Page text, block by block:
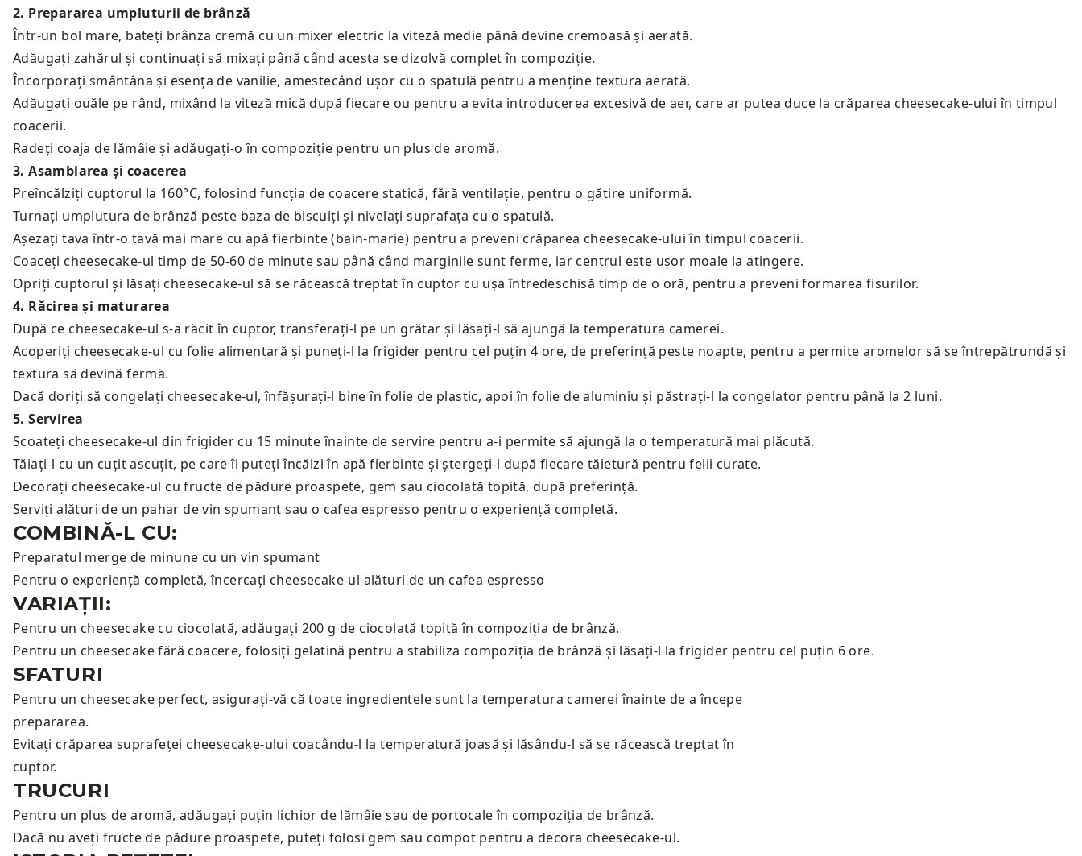
2. Prepararea umpluturii de brânză
Într-un bol mare, bateți brânza cremă cu un mixer electric la viteză medie până devine cremoasă și aerată.
Adăugați zahărul și continuați să mixați până când acesta se dizolvă complet în compoziție.
Încorporați smântâna și esența de vanilie, amestecând ușor cu o spatulă pentru a menține textura aerată.
Adăugați ouăle pe rând, mixând la viteză mică după fiecare ou pentru a evita introducerea excesivă de aer, care ar putea duce la crăparea cheesecake-ului în timpul
coacerii.
Radeți coaja de lămâie și adăugați-o în compoziție pentru un plus de aromă.
3.Asamblarea și coacerea
Preîncălziți cuptorul la 160°C, folosind funcția de coacere statică, fără ventilație, pentru o gătire uniformă.
Turnați umplutura de brânză peste baza de biscuiți și nivelați suprafața cu o spatulă.
Așezați tava într-o tavă mai mare cu apă fierbinte (bain-marie) pentru a preveni crăparea cheesecake-ului în timpul coacerii.
Coaceți cheesecake-ul timp de 50-60 de minute sau până când marginile sunt ferme, iar centrul este ușor moale la atingere.
Opriți cuptorul și lăsați cheesecake-ul să se răcească treptat în cuptor cu ușa întredeschisă timp de o oră, pentru a preveni formarea fisurilor.
4. Răcirea și maturarea
După ce cheesecake-ul s-a răcit în cuptor, transferați-l pe un grătar și lăsați-l să ajungă la temperatura camerei.
Acoperiți cheesecake-ul cu folie alimentară și puneți-l la frigider pentru cel puțin 4 ore, de preferință peste noapte, pentru a permite aromelor să se întrepătrundă și
textura să devină fermă.
Dacă doriți să congelați cheesecake-ul, înfășurați-l bine în folie de plastic, apoi în folie de aluminiu și păstrați-l la congelator pentru până la 2 luni.
5.Servirea
Scoateți cheesecake-ul din frigider cu 15 minute înainte de servire pentru a-i permite să ajungă la o temperatură mai plăcută.
Tăiați-l cu un cuțit ascuțit, pe care îl puteți încălzi în apă fierbinte și ștergeți-l după fiecare tăietură pentru felii curate.
Decorați cheesecake-ul cu fructe de pădure proaspete, gem sau ciocolată topită, după preferință.
Serviți alături de un pahar de vin spumant sau o cafea espresso pentru o experiență completă.
COMBINĂ-L CU:
Preparatul merge de minune cu un vin spumant
Pentru o experiență completă, încercați cheesecake-ul alături de un cafea espresso
VARIAȚII:
Pentru un cheesecake cu ciocolată, adăugați 200 g de ciocolată topită în compoziția de brânză.
Pentru un cheesecake fără coacere, folosiți gelatină pentru a stabiliza compoziția de brânză și lăsați-l la frigider pentru cel puțin 6 ore.
SFATURI
Pentru un cheesecake perfect, asigurați-vă că toate ingredientele sunt la temperatura camerei înainte de a începe
prepararea.
Evitați crăparea suprafeței cheesecake-ului coacându-l la temperatură joasă și lăsându-l să se răcească treptat în
cuptor.
TRUCURI
Pentru un plus de aromă, adăugați puțin lichior de lămâie sau de portocale în compoziția de brânză.
Dacă nu aveți fructe de pădure proaspete, puteți folosi gem sau compot pentru a decora cheesecake-ul.